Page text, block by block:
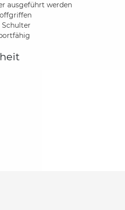
ausgeführt werden